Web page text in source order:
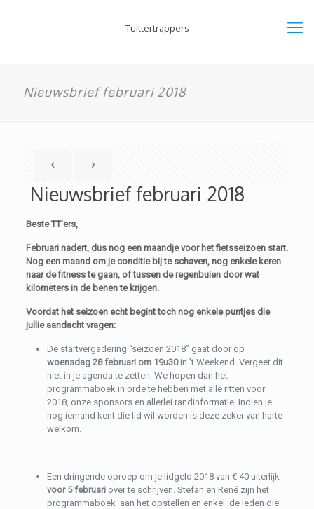
Tuiltertrappers
Nieuwsbrief februari 2018
Nieuwsbrief februari 2018
Beste TT’ers,
Februarinadert, dus nog een maandje voor het fietsseizoen start.
Nog een maand om je conditie bij te schaven, nog enkele keren
naar de fitness te gaan, of tussen de regenbuien door wat
kilometers in de benen te krijgen.
Voordat het seizoen echt begint toch nog enkele puntjes die
jullie aandacht vragen:
De startvergadering “seizoen 2018” gaat door op
woensdag 28 februari om 19u30in ’t Weekend. Vergeet dit
niet in je agenda te zetten. We hopen dan het
programmaboek in orde te hebben met alle ritten voor
2018, onze sponsors en allerlei randinformatie. Indien je
nog iemand kent die lid wil worden is deze zeker van harte
welkom.
Een dringende oproep om je lidgeld 2018 van € 40 uiterlijk
voor 5 februariover te schrijven. Stefan en René zijn het
programmaboek aan het opstellen en enkel de leden die